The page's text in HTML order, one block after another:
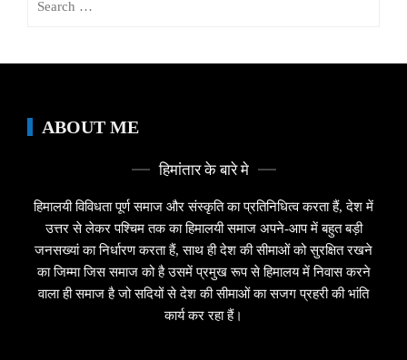
ABOUT ME
हिमांतार के बारे मे
हिमालयी विविधता पूर्ण समाज और संस्कृति का प्रतिनिधित्व करता हैं, देश में
उत्तर से लेकर पश्चिम तक का हिमालयी समाज अपने-आप में बहुत बड़ी
जनसख्यां का निर्धारण करता हैं, साथ ही देश की सीमाओं को सुरक्षित रखने
का जिम्मा जिस समाज को है उसमें प्रमुख रूप से हिमालय में निवास करने
वाला ही समाज है जो सदियों से देश की सीमाओं का सजग प्रहरी की भांति
कार्य कर रहा हैं।